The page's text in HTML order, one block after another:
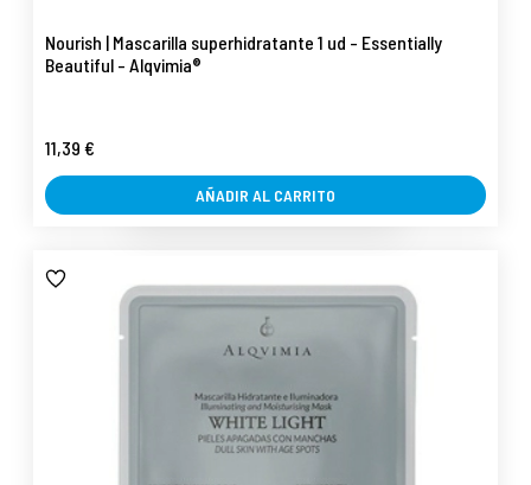
Nourish | Mascarilla superhidratante 1 ud - Essentially
Beautiful - Alqvimia®
11,39 €
AÑADIR AL CARRITO